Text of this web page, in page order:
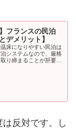
フランスの民泊
デメリット】
床になりやすい民泊は
システムなので、厳格
り締まることが肝要で
反対です。し